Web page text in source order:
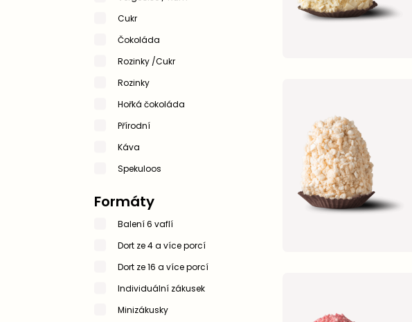
Cukr
Čokoláda
Rozinky /Cukr
Rozinky
Hořká čokoláda
Přírodní
Káva
Spekuloos
Formáty
Balení 6 vaflí
Dort ze 4 a více porcí
Dort ze 16 a více porcí
Individuální zákusek
Minizákusky